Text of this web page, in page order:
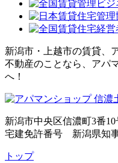
新潟市・上越市の賃貸、
不動産のことなら、アパ
へ！
新潟市中央区信濃町3番10
宅建免許番号 新潟県知
トップ